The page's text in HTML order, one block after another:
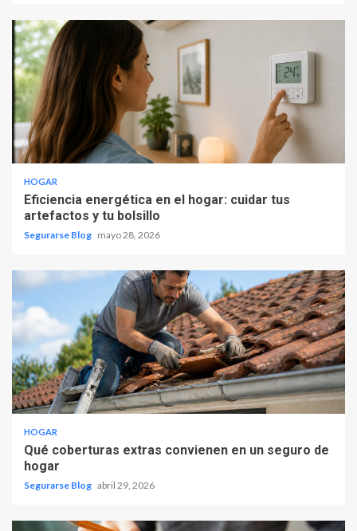
HOGAR
Eficiencia energética en el hogar: cuidar tus
artefactos y tu bolsillo
Segurarse Blog mayo 28, 2026
HOGAR
Qué coberturas extras convienen en un seguro de
hogar
Segurarse Blog abril 29, 2026